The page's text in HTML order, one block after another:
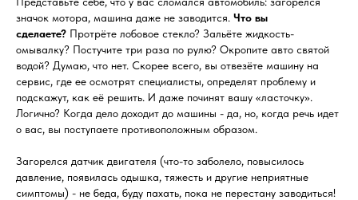
значок мотора, машина даже не заводится. Что вы
сделаете? Протрёте лобовое стекло? Зальёте жидкость-
омывалку? Постучите три раза по рулю? Окропите авто святой
водой? Думаю, что нет. Скорее всего, вы отвезёте машину на
сервис, где ее осмотрят специалисты, определят проблему и
подскажут, как её решить. И даже починят вашу «ласточку».
Логично? Когда дело доходит до машины - да, но, когда речь идет
о вас, вы поступаете противоположным образом.
Загорелся датчик двигателя (что-то заболело, повысилось
давление, появилась одышка, тяжесть и другие неприятные
симптомы) - не беда, буду пахать, пока не перестану заводиться!